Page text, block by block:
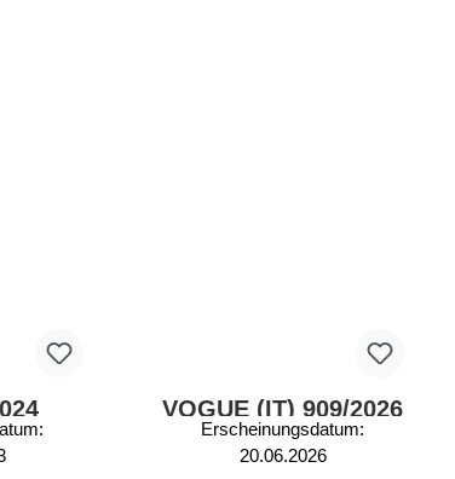
VOGUE (IT) 909/2026
Erscheinungsdatum:
20.06.2026